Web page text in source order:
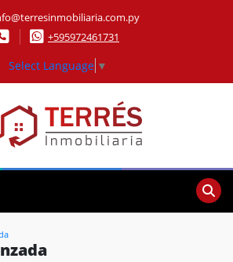
+595972461731
Select Language ▼